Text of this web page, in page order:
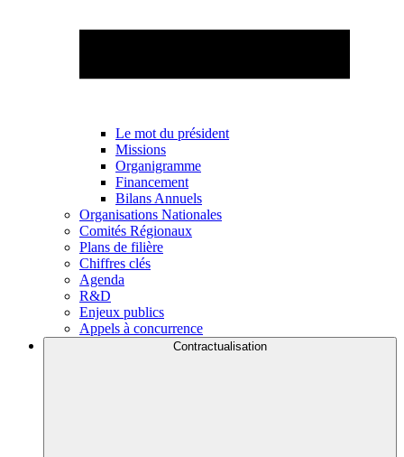
Le mot du président
Missions
Organigramme
Financement
Bilans Annuels
Organisations Nationales
Comités Régionaux
Plans de filière
Chiffres clés
Agenda
R&D
Enjeux publics
Appels à concurrence
Contractualisation